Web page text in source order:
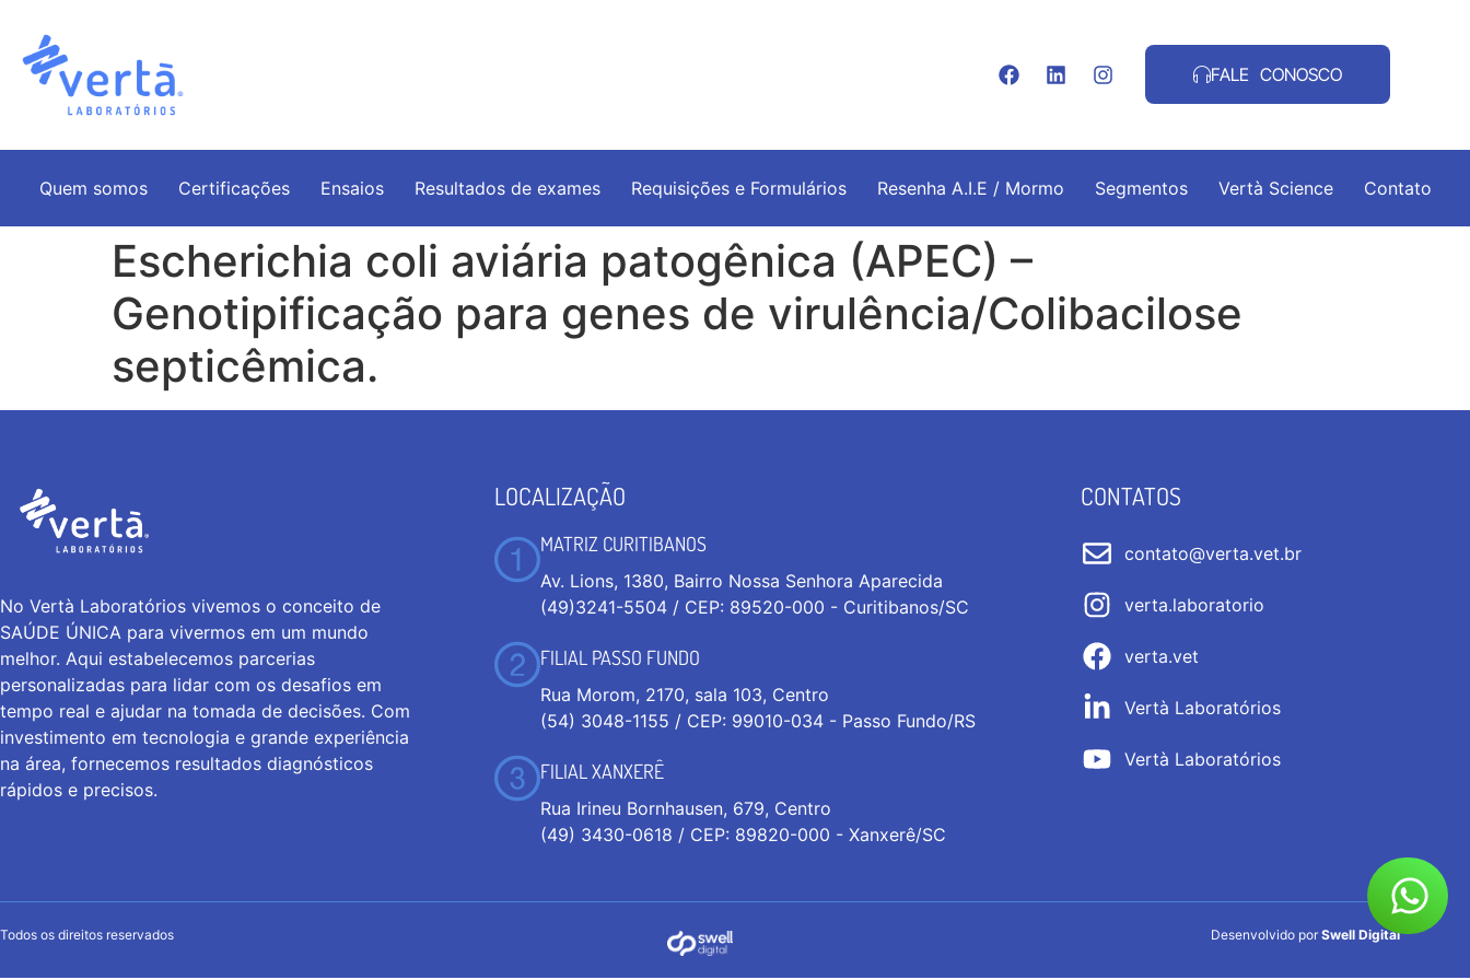
FALE CONOSCO
Quem somos Certificações Ensaios Resultados de exames Requisições e Formulários Resenha A.I.E / Mormo Segmentos Vertà Science Contato
Escherichia coli aviária patogênica (APEC) –
Genotipificação para genes de virulência/Colibacilose
septicêmica.
No Vertà Laboratórios vivemos o conceito de
SAÚDE ÚNICA para vivermos em um mundo
melhor. Aqui estabelecemos parcerias
personalizadas para lidar com os desafios em
tempo real e ajudar na tomada de decisões. Com
investimento em tecnologia e grande experiência
na área, fornecemos resultados diagnósticos
rápidos e precisos.
LOCALIZAÇÃO
MATRIZ CURITIBANOS
Av. Lions, 1380, Bairro Nossa Senhora Aparecida
(49)3241-5504 / CEP: 89520-000 - Curitibanos/SC
FILIAL PASSO FUNDO
Rua Morom, 2170, sala 103, Centro
(54) 3048-1155 / CEP: 99010-034 - Passo Fundo/RS
FILIAL XANXERÊ
Rua Irineu Bornhausen, 679, Centro
(49) 3430-0618 / CEP: 89820-000 - Xanxerê/SC
CONTATOS
contato@verta.vet.br
verta.laboratorio
verta.vet
Vertà Laboratórios
Vertà Laboratórios
Todos os direitos reservados Desenvolvido por Swell Digital